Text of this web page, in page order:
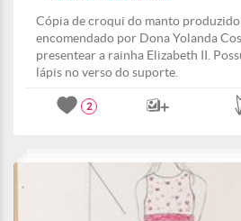
Cópia de croqui do manto
encomendado por Dona Yolanda
presentear a rainha Elizabeth II.
lápis no verso do suporte.
2